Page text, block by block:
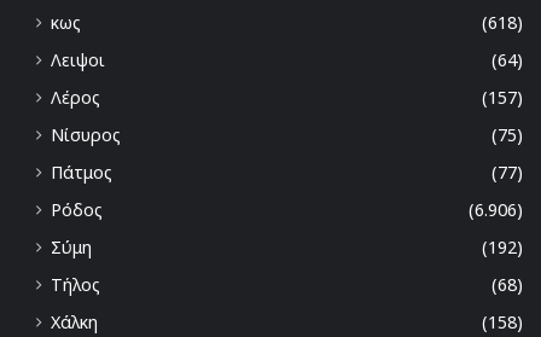
κως
(618)
Λειψοι
(64)
Λέρος
(157)
Νίσυρος
(75)
Πάτμος
(77)
Ρόδος
(6.906)
Σύμη
(192)
Τήλος
(68)
Χάλκη
(158)